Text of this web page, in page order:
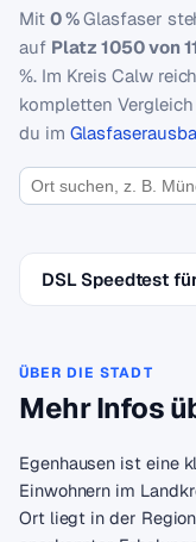
Mit 0 %Glasfaser
auf Platz 1050 von
%. Im Kreis Calw
kompletten
du im
DSL Speedtest
ÜBER DIE STADT
Mehr Infos
Egenhausen ist eine
Einwohnern im
Ort liegt in der